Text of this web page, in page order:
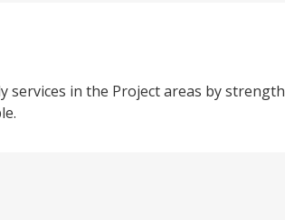
in the Project areas by